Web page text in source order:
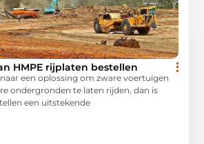
HMPE rijplaten bestellen
een oplossing om zware voertuigen
ondergronden te laten rijden, dan is
een uitstekende